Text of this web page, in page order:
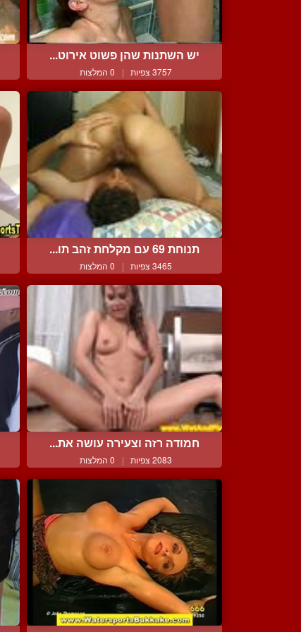
יש השתנות שהן פשוט אירוט...
3757 צפיות | 0 המלצות
תנוחת 69 עם מקלחת זהב תו...
3465 צפיות | 0 המלצות
חמודה רזה וצעירה עושה את...
2083 צפיות | 0 המלצות